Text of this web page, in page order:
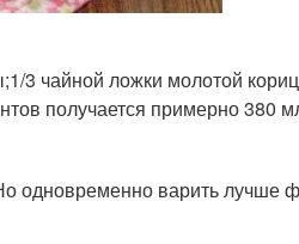
3 чайной ложки молотой
получается примерно 380
одновременно варить лучше